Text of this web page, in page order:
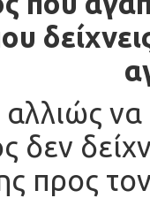
αλλιώς
δεν
προς